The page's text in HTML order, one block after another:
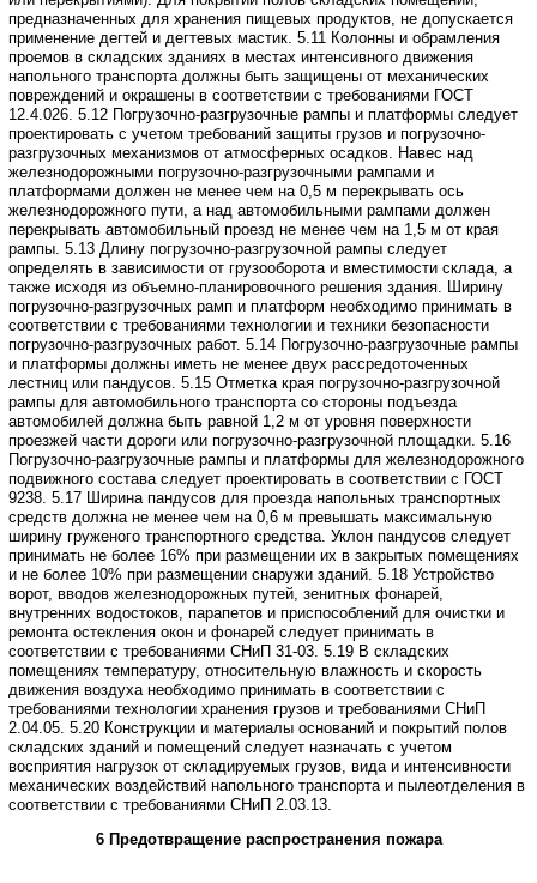
предназначенных для хранения пищевых продуктов, не допускается
применение дегтей и дегтевых мастик. 5.11 Колонны и обрамления
проемов в складских зданиях в местах интенсивного движения
напольного транспорта должны быть защищены от механических
повреждений и окрашены в соответствии с требованиями ГОСТ
12.4.026. 5.12 Погрузочно-разгрузочные рампы и платформы следует
проектировать с учетом требований защиты грузов и погрузочно-
разгрузочных механизмов от атмосферных осадков. Навес над
железнодорожными погрузочно-разгрузочными рампами и
платформами должен не менее чем на 0,5 м перекрывать ось
железнодорожного пути, а над автомобильными рампами должен
перекрывать автомобильный проезд не менее чем на 1,5 м от края
рампы. 5.13 Длину погрузочно-разгрузочной рампы следует
определять в зависимости от грузооборота и вместимости склада, а
также исходя из объемно-планировочного решения здания. Ширину
погрузочно-разгрузочных рамп и платформ необходимо принимать в
соответствии с требованиями технологии и техники безопасности
погрузочно-разгрузочных работ. 5.14 Погрузочно-разгрузочные рампы
и платформы должны иметь не менее двух рассредоточенных
лестниц или пандусов. 5.15 Отметка края погрузочно-разгрузочной
рампы для автомобильного транспорта со стороны подъезда
автомобилей должна быть равной 1,2 м от уровня поверхности
проезжей части дороги или погрузочно-разгрузочной площадки. 5.16
Погрузочно-разгрузочные рампы и платформы для железнодорожного
подвижного состава следует проектировать в соответствии с ГОСТ
9238. 5.17 Ширина пандусов для проезда напольных транспортных
средств должна не менее чем на 0,6 м превышать максимальную
ширину груженого транспортного средства. Уклон пандусов следует
принимать не более 16% при размещении их в закрытых помещениях
и не более 10% при размещении снаружи зданий. 5.18 Устройство
ворот, вводов железнодорожных путей, зенитных фонарей,
внутренних водостоков, парапетов и приспособлений для очистки и
ремонта остекления окон и фонарей следует принимать в
соответствии с требованиями СНиП 31-03. 5.19 В складских
помещениях температуру, относительную влажность и скорость
движения воздуха необходимо принимать в соответствии с
требованиями технологии хранения грузов и требованиями СНиП
2.04.05. 5.20 Конструкции и материалы оснований и покрытий полов
складских зданий и помещений следует назначать с учетом
восприятия нагрузок от складируемых грузов, вида и интенсивности
механических воздействий напольного транспорта и пылеотделения в
соответствии с требованиями СНиП 2.03.13.
6 Предотвращение распространения пожара